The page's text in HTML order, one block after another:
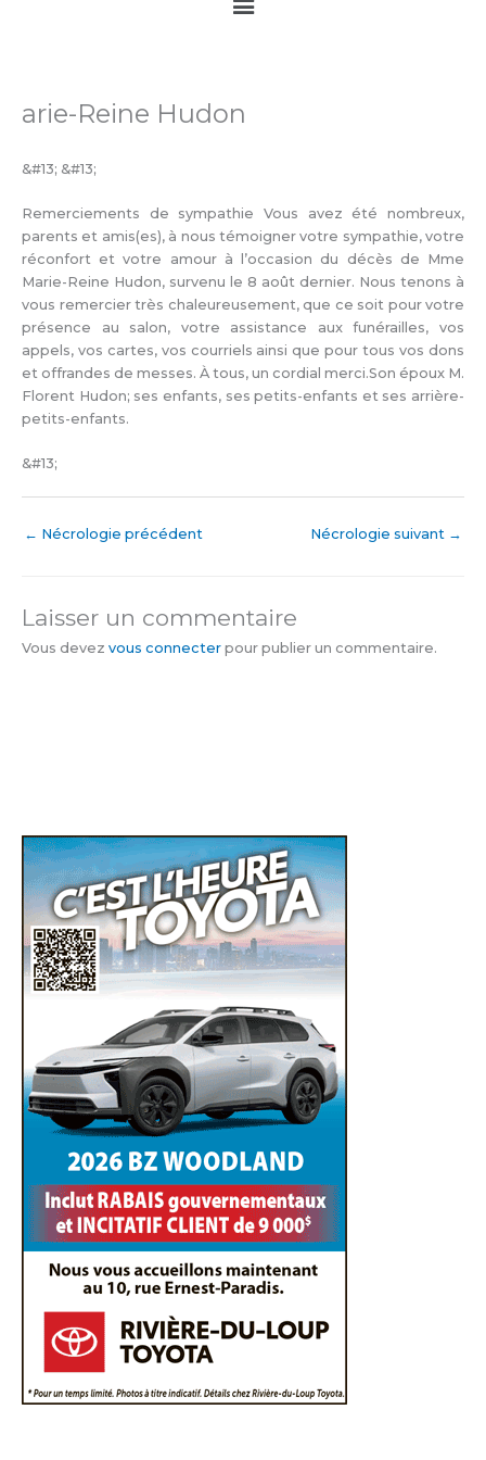
arie-Reine Hudon
&#13; &#13;
Remerciements de sympathie Vous avez été nombreux,
parents et amis(es), à nous témoigner votre sympathie, votre
réconfort et votre amour à l’occasion du décès de Mme
Marie-Reine Hudon, survenu le 8 août dernier. Nous tenons à
vous remercier très chaleureusement, que ce soit pour votre
présence au salon, votre assistance aux funérailles, vos
appels, vos cartes, vos courriels ainsi que pour tous vos dons
et offrandes de messes. À tous, un cordial merci.Son époux M.
Florent Hudon; ses enfants, ses petits-enfants et ses arrière-
petits-enfants.
&#13;
← Nécrologie précédent Nécrologie suivant →
Laisser un commentaire
Vous devez vous connecter pour publier un commentaire.